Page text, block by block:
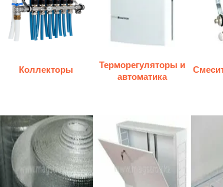
Коллекторы
Терморегуляторы и
автоматика